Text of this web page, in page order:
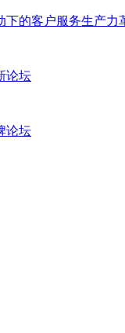
下的客户服务生产力
论坛
论坛